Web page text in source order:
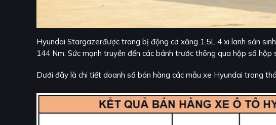
Hyundai Stargazerđược trang bị động cơ xăng 1.5L 4 xi lanh sản
144 Nm. Sức mạnh truyền đến các bánh trước thông qua hộp số
Dưới đây là chi tiết doanh số bán hàng các mẫu xe Hyundai trong